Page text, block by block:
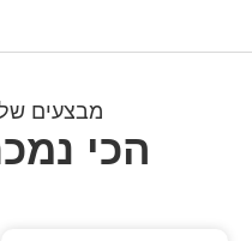
מבצעים
הכי